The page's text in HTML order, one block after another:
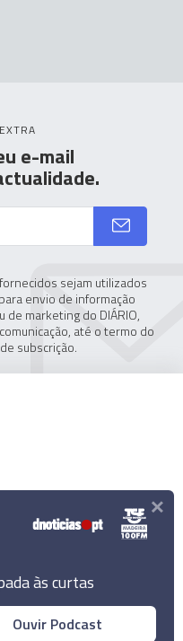
e-mail
sejam utilizados
envio de informação
de marketing do DIÁRIO,
até o termo do
subscrição.
às curtas
Ouvir Podcast
×